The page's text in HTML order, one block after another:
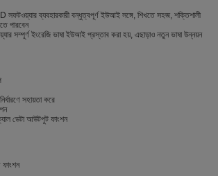
ব্যবহারকারী বন্ধুত্বপূর্ণ ইউআই সঙ্গে, শিখতে সহজ, শক্তিশালী
পারবেন
সম্পূর্ণ ইংরেজি ভাষা ইউআই প্রস্তাব করা হয়, এছাড়াও নতুন ভাষা উন্নয়ন
সহায়তা করে
ডেটা আউটপুট ফাংশন